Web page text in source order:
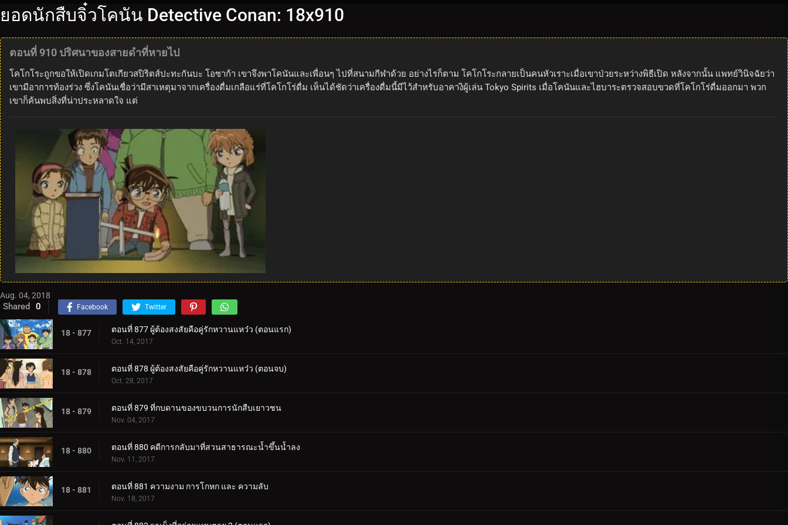
ยอดนักสืบจิ๋วโคนัน Detective Conan: 18x910
ตอนที่ 910 ปริศนาของสายดำที่หายไป
โคโกโระถูกขอให้เปิดเกมโตเกียวสปิริตส์ปะทะกันบะ โอซาก้า เขาจึงพาโคนันและเพื่อนๆ ไปที่สนามกีฬาด้วย อย่างไรก็ตาม โคโกโระกลายเป็นคนหัวเราะเมื่อเขาป่วยระหว่างพิธีเปิด หลังจากนั้น แพทย์วินิจฉัยว่า
เขามีอาการท้องร่วง ซึ่งโคนันเชื่อว่ามีสาเหตุมาจากเครื่องดื่มเกลือแร่ที่โคโกโร่ดื่ม เห็นได้ชัดว่าเครื่องดื่มนี้มีไว้สำหรับอาคางิผู้เล่น Tokyo Spirits เมื่อโคนันและไฮบาระตรวจสอบขวดที่โคโกโร่ดื่มออกมา พวก
เขาก็ค้นพบสิ่งที่น่าประหลาดใจ แต่
Aug. 04, 2018
Shared 0 Facebook Twitter
18 - 877 ตอนที่ 877 ผู้ต้องสงสัยคือคู่รักหวานแหว๋ว (ตอนแรก)
Oct. 14, 2017
18 - 878 ตอนที่ 878 ผู้ต้องสงสัยคือคู่รักหวานแหว๋ว (ตอนจบ)
Oct. 28, 2017
18 - 879 ตอนที่ 879 ที่กบดานของขบวนการนักสืบเยาวชน
Nov. 04, 2017
18 - 880 ตอนที่ 880 คดีการกลับมาที่สวนสาธารณะน้ำขึ้นน้ำลง
Nov. 11, 2017
18 - 881 ตอนที่ 881 ความงาม การโกหก และ ความลับ
Nov. 18, 2017